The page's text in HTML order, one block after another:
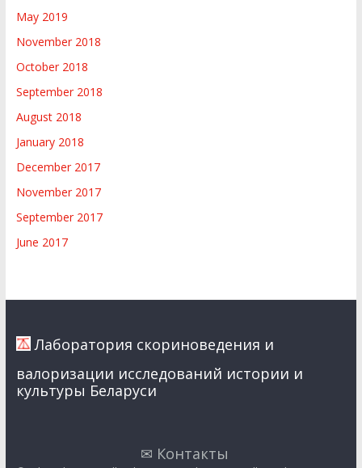
May 2019
November 2018
October 2018
September 2018
August 2018
January 2018
December 2017
November 2017
September 2017
June 2017
Лаборатория скориноведения и
валоризации исследований истории и
культуры Беларуси
✉ Контакты